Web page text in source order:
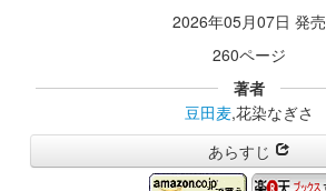
2026年05月07日 発売
260ページ
著者
豆田麦,花染なぎさ
あらすじ